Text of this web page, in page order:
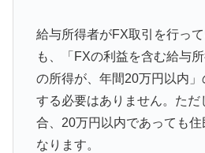
給与所得者がFX取引を行っ
も、「FXの利益を含む給与
の所得が、年間20万円以内
する必要はありません。ただ
合、20万円以内であっても
なります。